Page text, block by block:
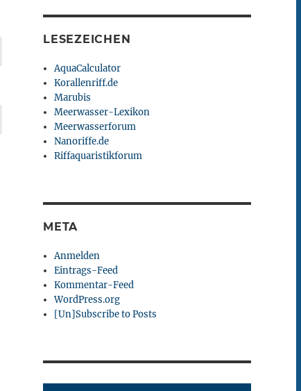
LESEZEICHEN
AquaCalculator
Korallenriff.de
Marubis
Meerwasser-Lexikon
Meerwasserforum
Nanoriffe.de
Riffaquaristikforum
META
Anmelden
Eintrags-Feed
Kommentar-Feed
WordPress.org
[Un]Subscribe to Posts